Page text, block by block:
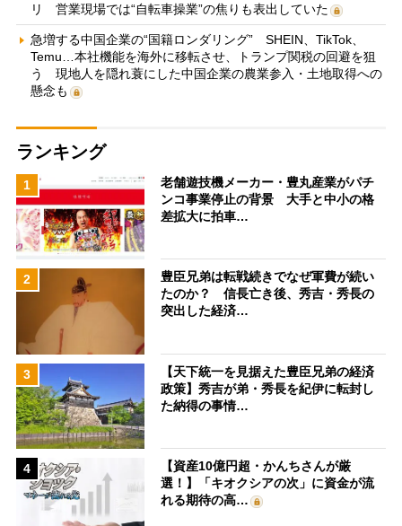
リ 営業現場では“自転車操業”の焦りも表出していた
急増する中国企業の“国籍ロンダリング” SHEIN、TikTok、
Temu…本社機能を海外に移転させ、トランプ関税の回避を狙
う 現地人を隠れ蓑にした中国企業の農業参入・土地取得への
懸念も
ランキング
1
老舗遊技機メーカー・豊丸産業がパチ
ンコ事業停止の背景 大手と中小の格
差拡大に拍車…
2
豊臣兄弟は転戦続きでなぜ軍費が続い
たのか？ 信長亡き後、秀吉・秀長の
突出した経済…
3
【天下統一を見据えた豊臣兄弟の経済
政策】秀吉が弟・秀長を紀伊に転封し
た納得の事情…
4
【資産10億円超・かんちさんが厳
選！】「キオクシアの次」に資金が流
れる期待の高…